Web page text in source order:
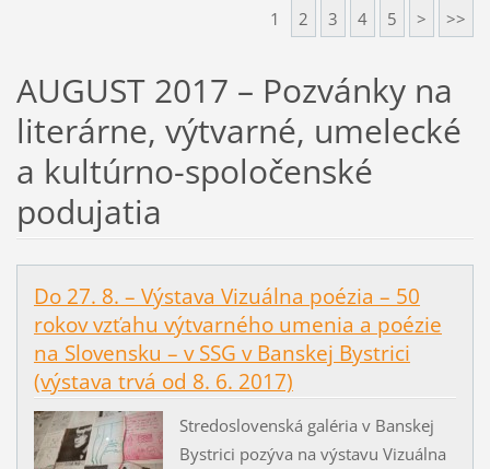
1 2 3 4 5 > >>
AUGUST 2017 – Pozvánky na
literárne, výtvarné, umelecké
a kultúrno-spoločenské
podujatia
Do 27. 8. – Výstava Vizuálna poézia – 50
rokov vzťahu výtvarného umenia a poézie
na Slovensku – v SSG v Banskej Bystrici
(výstava trvá od 8. 6. 2017)
Stredoslovenská galéria v Banskej
Bystrici pozýva na výstavu Vizuálna